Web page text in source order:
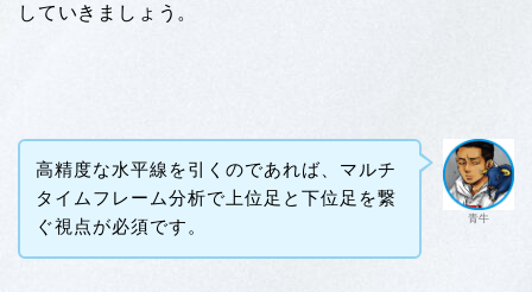
していきましょう。
青牛
高精度な水平線を引くのであれば、マルチ
タイムフレーム分析で上位足と下位足を繋
ぐ視点が必須です。